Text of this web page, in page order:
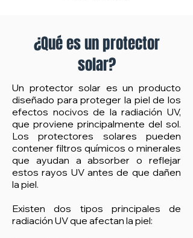
¿Qué es un protector
solar?
Un protector solar es un producto
diseñado para proteger la piel de los
efectos nocivos de la radiación UV,
que proviene principalmente del sol.
Los protectores solares pueden
contener filtros químicos o minerales
que ayudan a absorber o reflejar
estos rayos UV antes de que dañen
la piel.
Existen dos tipos principales de
radiación UV que afectan la piel: